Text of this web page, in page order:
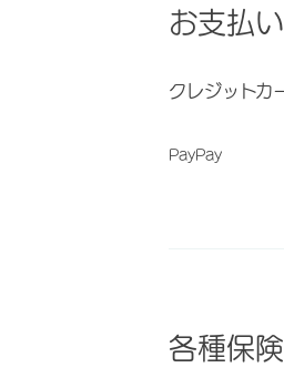
お支払
クレジットカ
PayPay
各種保